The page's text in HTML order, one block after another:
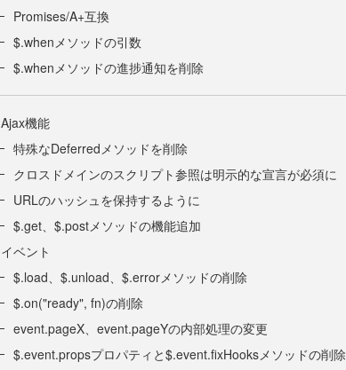
Promises/A+互換
$.whenメソッドの引数
$.whenメソッドの進捗通知を削除
Ajax機能
特殊なDeferredメソッドを削除
クロスドメインのスクリプト参照は明示的な宣言が必須に
URLのハッシュを保持するように
$.get、$.postメソッドの機能追加
イベント
$.load、$.unload、$.errorメソッドの削除
$.on("ready", fn)の削除
event.pageX、event.pageYの内部処理の変更
$.event.propsプロパティと$.event.fixHooksメソッドの削除